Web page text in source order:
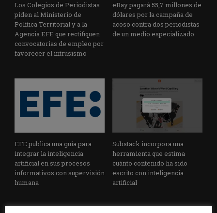
Los Colegios de Periodistas
piden al Ministerio de
Política Territorial y a la
Agencia EFE que rectifiquen
convocatorias de empleo por
favorecer el intrusismo
eBay pagará 55,7 millones de
dólares por la campaña de
acoso contra dos periodistas
de un medio especializado
EFE publica una guía para
integrar la inteligencia
artificial en sus procesos
informativos con supervisión
humana
Substack incorpora una
herramienta que estima
cuánto contenido ha sido
escrito con inteligencia
artificial